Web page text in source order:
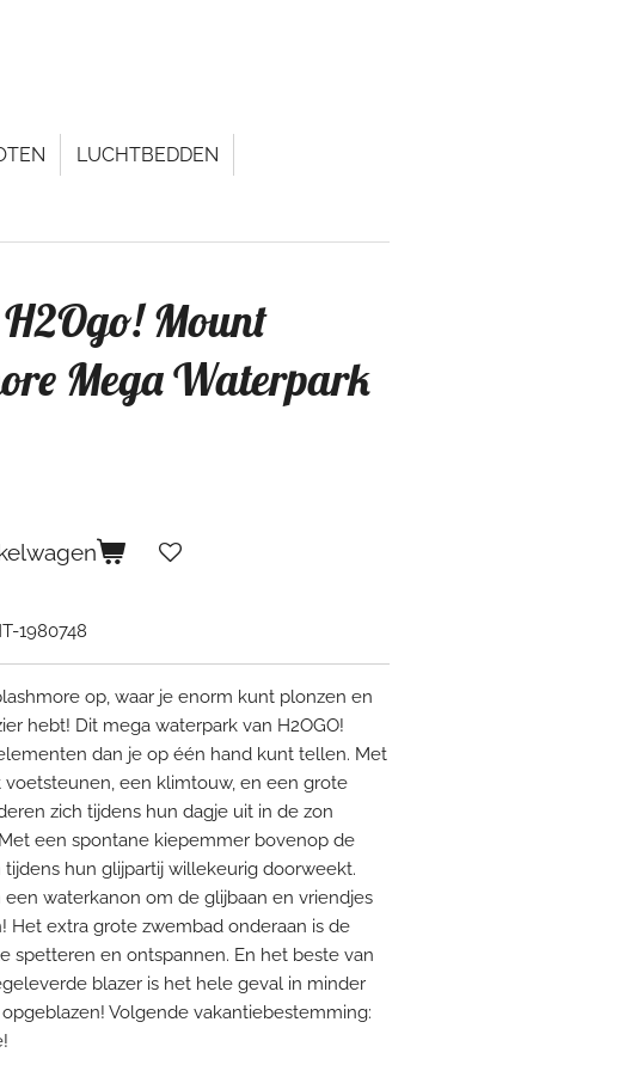
LUCHTBEDDEN
Mount
Mega Waterpark
1980748
op, waar je enorm kunt plonzen en
hebt! Dit mega waterpark van H2OGO!
dan je op één hand kunt tellen. Met
een klimtouw, en een grote
zich tijdens hun dagje uit in de zon
een spontane kiepemmer bovenop de
hun glijpartij willekeurig doorweekt.
een waterkanon om de glijbaan en vriendjes
Het extra grote zwembad onderaan is de
spetteren en ontspannen. En het beste van
blazer is het hele geval in minder
Volgende vakantiebestemming: